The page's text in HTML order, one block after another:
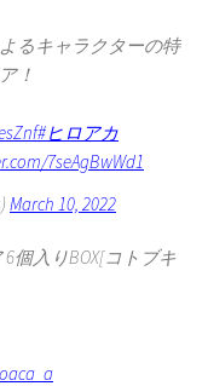
るキャラクターの特
！
#ヒロアカ
7seAgBwWd1
March 10, 2022
個入りBOX[コトブキ